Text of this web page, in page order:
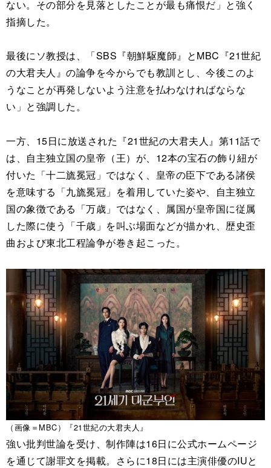
ない。その部分を見落としたことが最も痛恨だ」と強く
指摘した。
最後にソ教授は、「SBS『朝鮮駆魔師』とMBC『21世紀
の大君夫人』の論争を今からでも教訓とし、今後このよ
うなことが再発しないよう注意を払わなければならな
い」と強調した。
一方、15日に放送された『21世紀の大君夫人』第11話で
は、自主独立国の皇帝（王）が、12本の宝石の飾り紐が
付いた「十二旒冕冠」ではなく、皇帝の臣下である諸侯
を意味する「九旒冕冠」を着用していた姿や、自主独立
国の象徴である「万歳」ではなく、属国が皇帝国に従属
した際に使う「千歳」を叫ぶ場面などが描かれ、歴史歪
曲および東北工程論争が巻き起こった。
（画像＝MBC）『21世紀の大君夫人』
強い批判世論を受け、制作陣は16日に公式ホームページ
を通じて謝罪文を掲載。さらに18日には主演俳優のIUと